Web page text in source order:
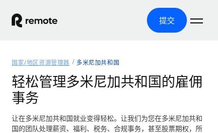
提交
产品
全球招聘
全球薪资管理
轻松运行合规薪资
解决方案
覆盖全球
资源
国家/地区资源管理器 多米尼加共和国
轻松管理多米尼加共和国的雇佣
事务
让在多米尼加共和国就业变得轻松。让我们为您在多米尼加共和
国的团队处理薪资、福利、税务、合规事务，甚至股票期权，所